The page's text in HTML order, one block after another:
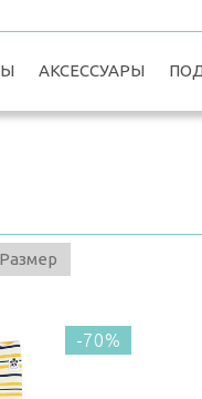
АКСЕССУАРЫ
Размер
-70%